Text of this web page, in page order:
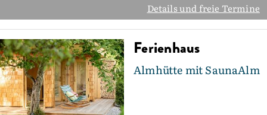
Details und freie Termine
Ferienhaus
Almhütte mit SaunaAlm